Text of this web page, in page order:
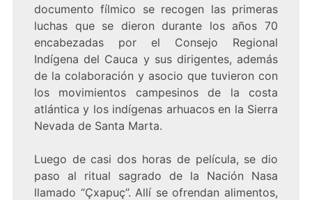
documento fílmico se recogen las primeras
luchas que se dieron durante los años 70
encabezadas por el Consejo Regional
Indígena del Cauca y sus dirigentes, además
de la colaboración y asocio que tuvieron con
los movimientos campesinos de la costa
atlántica y los indígenas arhuacos en la Sierra
Nevada de Santa Marta.
Luego de casi dos horas de película, se dio
paso al ritual sagrado de la Nación Nasa
llamado “Çxapuç”. Allí se ofrendan alimentos,